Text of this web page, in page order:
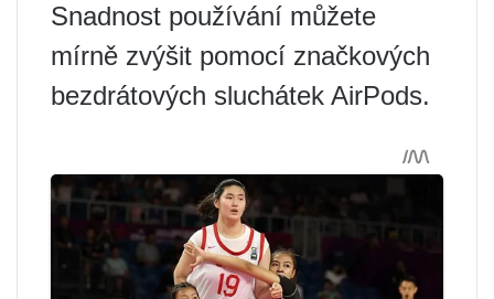
Snadnost používání můžete
mírně zvýšit pomocí značkových
bezdrátových sluchátek AirPods.